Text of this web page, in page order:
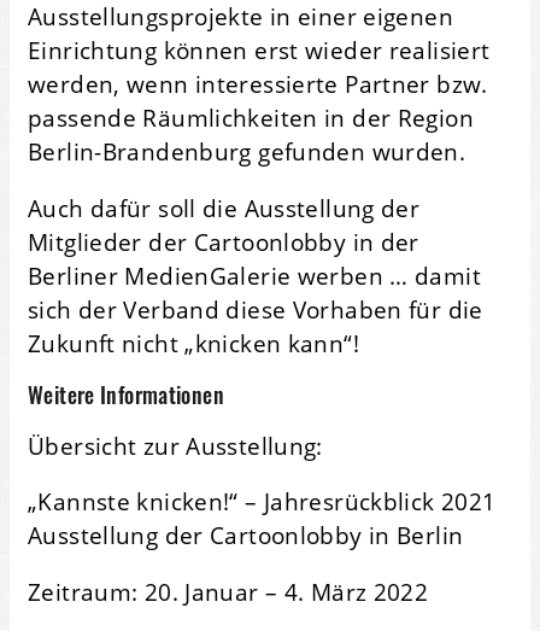
Ausstellungsprojekte in einer eigenen
Einrichtung können erst wieder realisiert
werden, wenn interessierte Partner bzw.
passende Räumlichkeiten in der Region
Berlin-Brandenburg gefunden wurden.
Auch dafür soll die Ausstellung der
Mitglieder der Cartoonlobby in der
Berliner MedienGalerie werben … damit
sich der Verband diese Vorhaben für die
Zukunft nicht „knicken kann“!
Weitere Informationen
Übersicht zur Ausstellung:
„Kannste knicken!“ – Jahresrückblick 2021
Ausstellung der Cartoonlobby in Berlin
Zeitraum: 20. Januar – 4. März 2022